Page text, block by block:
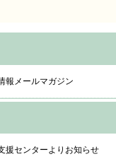
報メールマガジン
援センターよりお知らせ